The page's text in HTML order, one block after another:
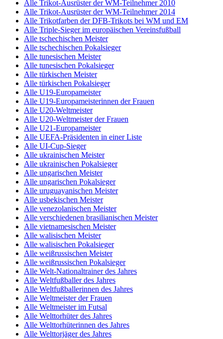
Alle Trikot-Ausrüster der WM-Teilnehmer 2010
Alle Trikot-Ausrüster der WM-Teilnehmer 2014
Alle Trikotfarben der DFB-Trikots bei WM und EM
Alle Triple-Sieger im europäischen Vereinsfußball
Alle tschechischen Meister
Alle tschechischen Pokalsieger
Alle tunesischen Meister
Alle tunesischen Pokalsieger
Alle türkischen Meister
Alle türkischen Pokalsieger
Alle U19-Europameister
Alle U19-Europameisterinnen der Frauen
Alle U20-Weltmeister
Alle U20-Weltmeister der Frauen
Alle U21-Europameister
Alle UEFA-Präsidenten in einer Liste
Alle UI-Cup-Sieger
Alle ukrainischen Meister
Alle ukrainischen Pokalsieger
Alle ungarischen Meister
Alle ungarischen Pokalsieger
Alle uruguayanischen Meister
Alle usbekischen Meister
Alle venezolanischen Meister
Alle verschiedenen brasilianischen Meister
Alle vietnamesischen Meister
Alle walisischen Meister
Alle walisischen Pokalsieger
Alle weißrussischen Meister
Alle weißrussischen Pokalsieger
Alle Welt-Nationaltrainer des Jahres
Alle Weltfußballer des Jahres
Alle Weltfußballerinnen des Jahres
Alle Weltmeister der Frauen
Alle Weltmeister im Futsal
Alle Welttorhüter des Jahres
Alle Welttorhüterinnen des Jahres
Alle Welttorjäger des Jahres